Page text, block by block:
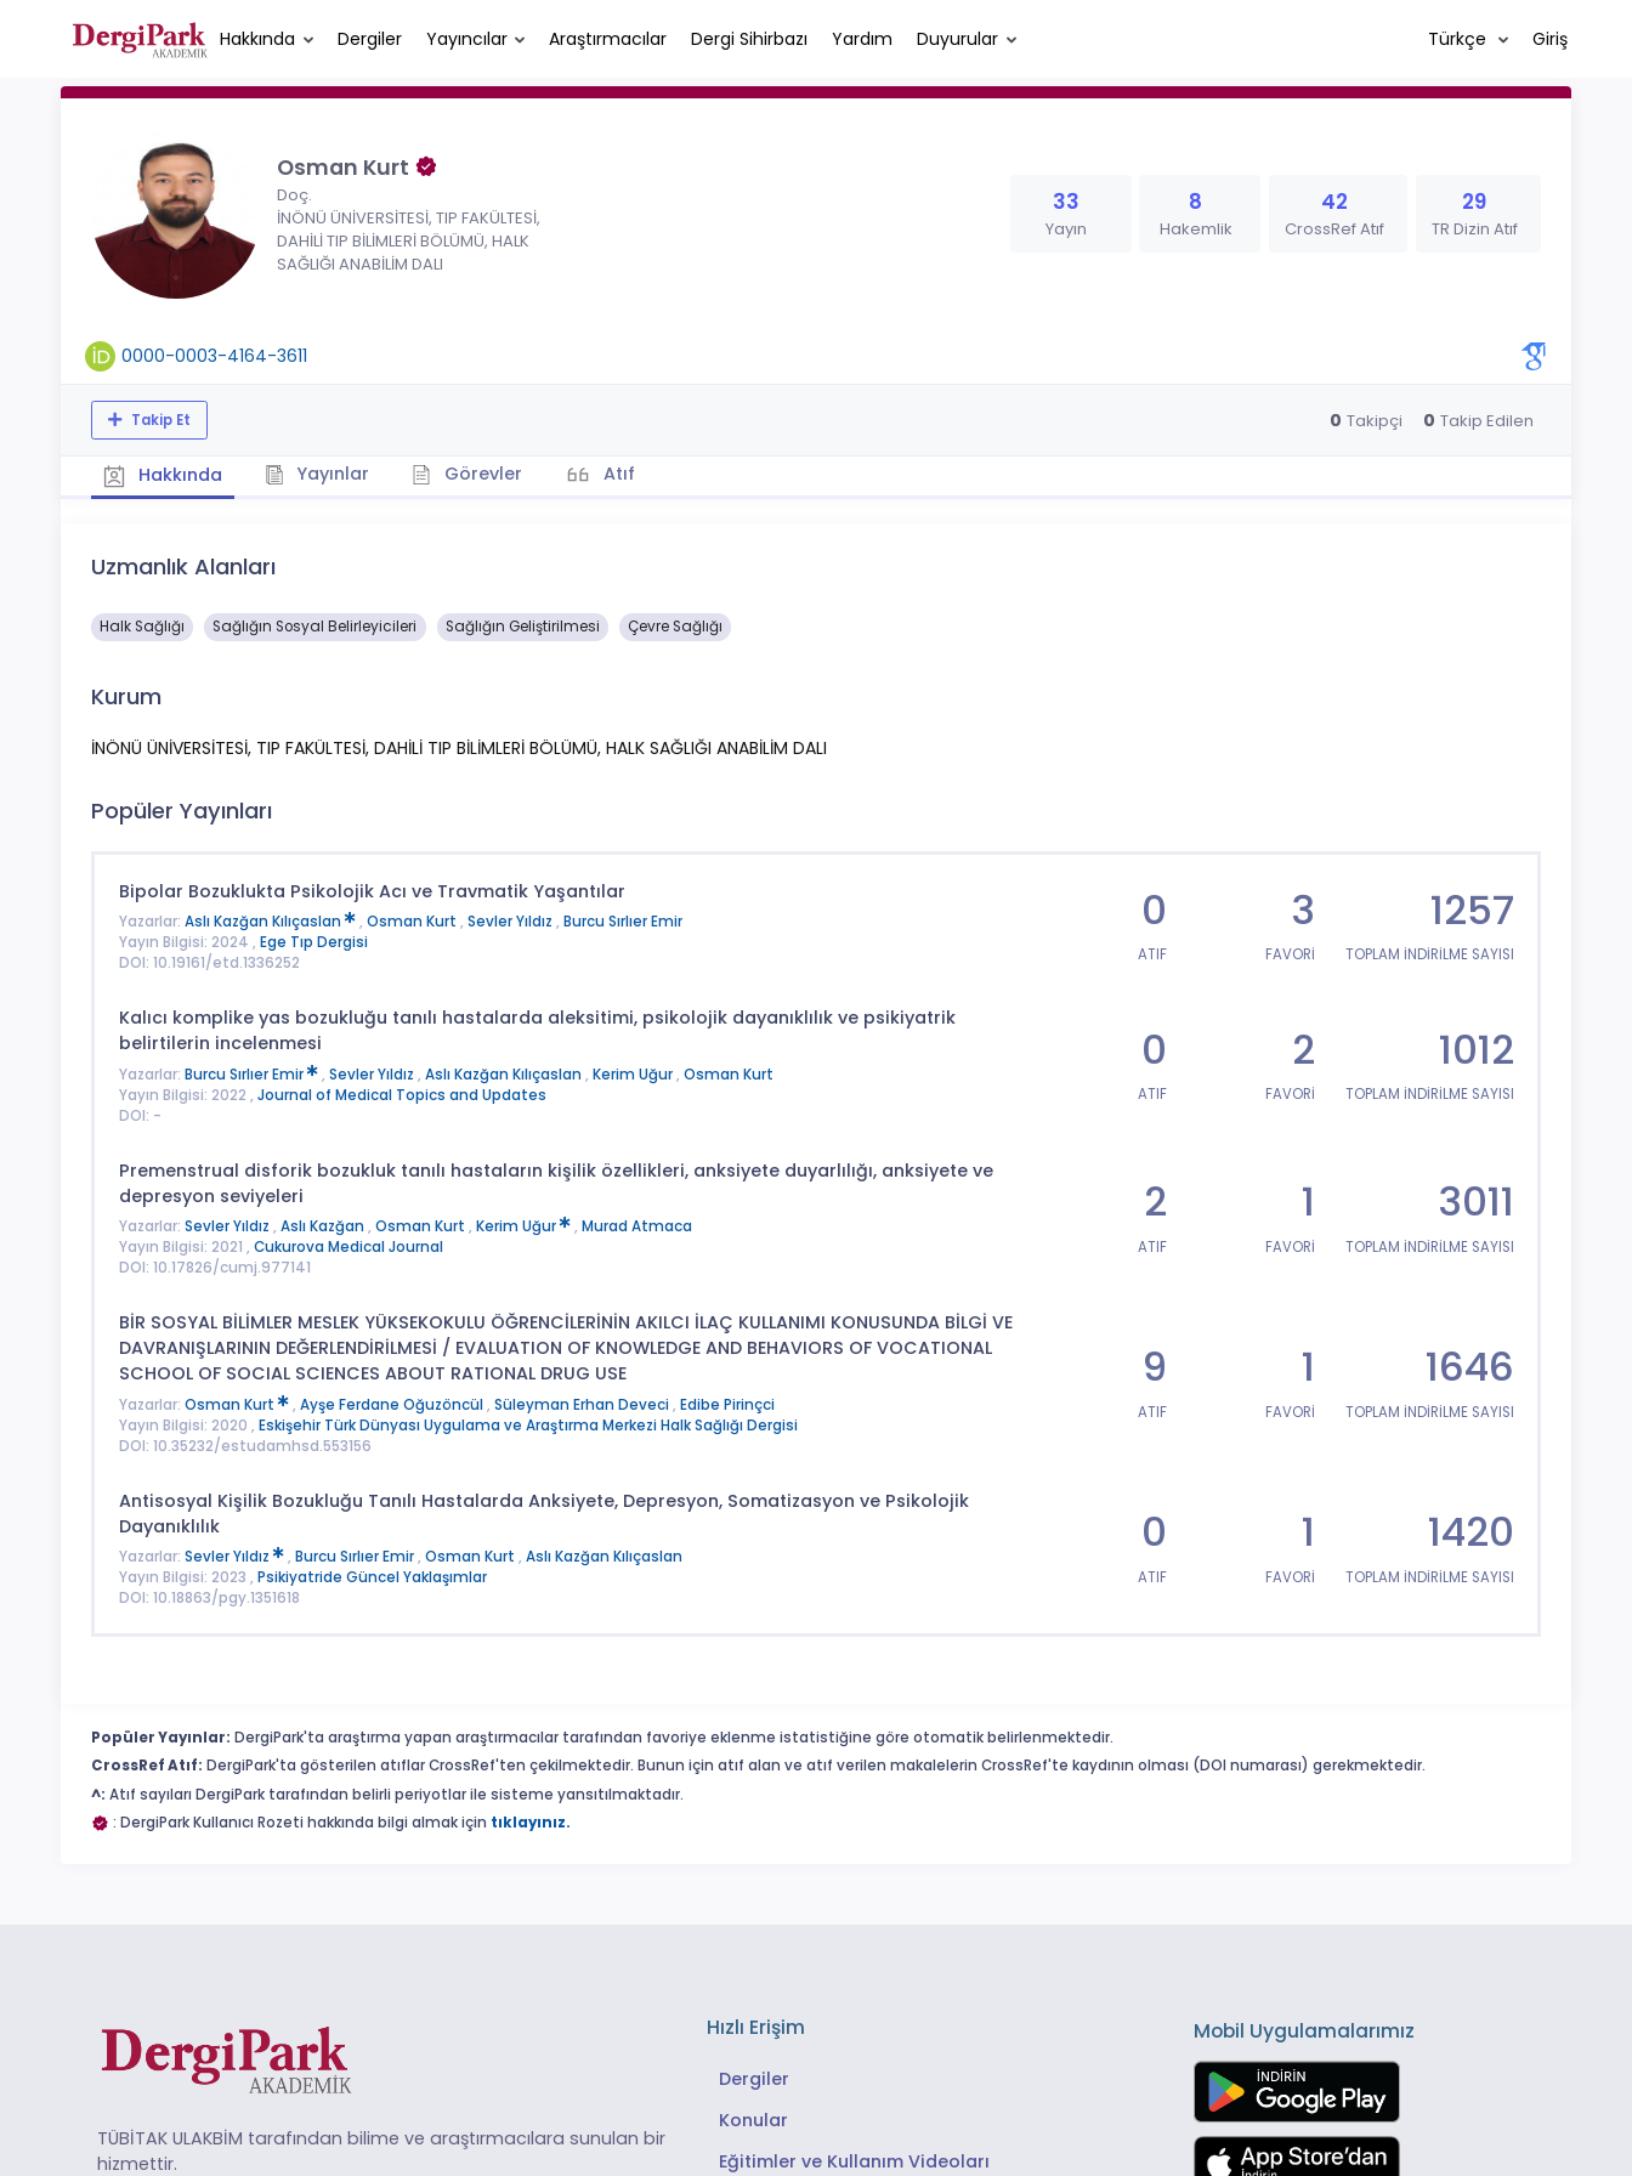
Hakkında Dergiler Yayıncılar Araştırmacılar Dergi Sihirbazı Yardım Duyurular Türkçe Giriş
Osman Kurt
Doç.
İNÖNÜ ÜNİVERSİTESİ, TIP FAKÜLTESİ,
DAHİLİ TIP BİLİMLERİ BÖLÜMÜ, HALK
SAĞLIĞI ANABİLİM DALI
33
Yayın
8
Hakemlik
42
CrossRef Atıf
29
TR Dizin Atıf
0000-0003-4164-3611
Takip Et 0 Takipçi 0 Takip Edilen
Hakkında Yayınlar Görevler Atıf
Uzmanlık Alanları
Halk Sağlığı Sağlığın Sosyal Belirleyicileri Sağlığın Geliştirilmesi Çevre Sağlığı
Kurum
İNÖNÜ ÜNİVERSİTESİ, TIP FAKÜLTESİ, DAHİLİ TIP BİLİMLERİ BÖLÜMÜ, HALK SAĞLIĞI ANABİLİM DALI
Popüler Yayınları
Bipolar Bozuklukta Psikolojik Acı ve Travmatik Yaşantılar
Yazarlar: Aslı Kazğan Kılıçaslan , Osman Kurt , Sevler Yıldız , Burcu Sırlıer Emir
Yayın Bilgisi: 2024 , Ege Tıp Dergisi
DOI: 10.19161/etd.1336252
0
ATIF
3
FAVORİ
1257
TOPLAM İNDİRİLME SAYISI
Kalıcı komplike yas bozukluğu tanılı hastalarda aleksitimi, psikolojik dayanıklılık ve psikiyatrik
belirtilerin incelenmesi
Yazarlar: Burcu Sırlıer Emir , Sevler Yıldız , Aslı Kazğan Kılıçaslan , Kerim Uğur, Osman Kurt
Yayın Bilgisi: 2022 , Journal of Medical Topics and Updates
DOI: -
0
ATIF
2
FAVORİ
1012
TOPLAM İNDİRİLME SAYISI
Premenstrual disforik bozukluk tanılı hastaların kişilik özellikleri, anksiyete duyarlılığı, anksiyete ve
depresyon seviyeleri
Yazarlar: Sevler Yıldız , Aslı Kazğan , Osman Kurt , Kerim Uğur , Murad Atmaca
Yayın Bilgisi: 2021 , Cukurova Medical Journal
DOI: 10.17826/cumj.977141
2
ATIF
1
FAVORİ
3011
TOPLAM İNDİRİLME SAYISI
BİR SOSYAL BİLİMLER MESLEK YÜKSEKOKULU ÖĞRENCİLERİNİN AKILCI İLAÇ KULLANIMI KONUSUNDA BİLGİ VE
DAVRANIŞLARININ DEĞERLENDİRİLMESİ / EVALUATION OF KNOWLEDGE AND BEHAVIORS OF VOCATIONAL
SCHOOL OF SOCIAL SCIENCES ABOUT RATIONAL DRUG USE
Yazarlar: Osman Kurt , Ayşe Ferdane Oğuzöncül , Süleyman Erhan Deveci , Edibe Pirinçci
Yayın Bilgisi: 2020 , Eskişehir Türk Dünyası Uygulama ve Araştırma Merkezi Halk Sağlığı Dergisi
DOI: 10.35232/estudamhsd.553156
9
ATIF
1
FAVORİ
1646
TOPLAM İNDİRİLME SAYISI
Antisosyal Kişilik Bozukluğu Tanılı Hastalarda Anksiyete, Depresyon, Somatizasyon ve Psikolojik
Dayanıklılık
Yazarlar: Sevler Yıldız , Burcu Sırlıer Emir, Osman Kurt , Aslı Kazğan Kılıçaslan
Yayın Bilgisi: 2023 , Psikiyatride Güncel Yaklaşımlar
DOI: 10.18863/pgy.1351618
0
ATIF
1
FAVORİ
1420
TOPLAM İNDİRİLME SAYISI
Popüler Yayınlar: DergiPark'ta araştırma yapan araştırmacılar tarafından favoriye eklenme istatistiğine göre otomatik belirlenmektedir.
CrossRef Atıf: DergiPark'ta gösterilen atıflar CrossRef'ten çekilmektedir. Bunun için atıf alan ve atıf verilen makalelerin CrossRef'te kaydının olması (DOI numarası) gerekmektedir.
^: Atıf sayıları DergiPark tarafından belirli periyotlar ile sisteme yansıtılmaktadır.
: DergiPark Kullanıcı Rozeti hakkında bilgi almak için tıklayınız.
TÜBİTAK ULAKBİM tarafından bilime ve araştırmacılara sunulan bir
hizmettir.
Hızlı Erişim
Dergiler
Konular
Eğitimler ve Kullanım Videoları
Mobil Uygulamalarımız